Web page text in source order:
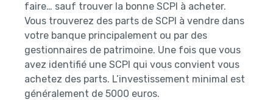
faire… sauf trouver la bonne SCPI à acheter.
Vous trouverez des parts de SCPI à vendre dans
votre banque principalement ou par des
gestionnaires de patrimoine. Une fois que vous
avez identifié une SCPI qui vous convient vous
achetez des parts. L’investissement minimal est
généralement de 5000 euros.